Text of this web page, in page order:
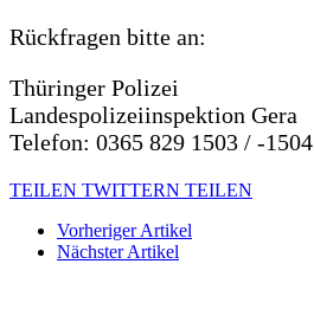
Rückfragen bitte an:
Thüringer Polizei
Landespolizeiinspektion Gera
Telefon: 0365 829 1503 / -1504
TEILEN TWITTERN TEILEN
Vorheriger Artikel
Nächster Artikel